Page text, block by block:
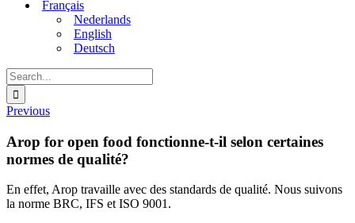
Français
Nederlands
English
Deutsch
Search
for:
Previous
Arop for open food fonctionne-t-il selon certaines
normes de qualité?
En effet, Arop travaille avec des standards de qualité. Nous suivons
la norme BRC, IFS et ISO 9001.